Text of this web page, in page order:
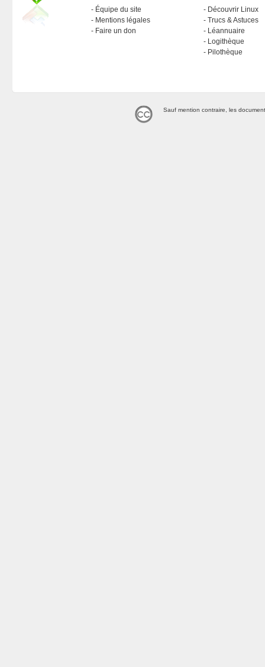
Équipe du site
Mentions légales
Faire un don
Découvrir Linux
Trucs & Astuces
Léannuaire
Logithèque
Pilothèque
Sauf mention contraire, les